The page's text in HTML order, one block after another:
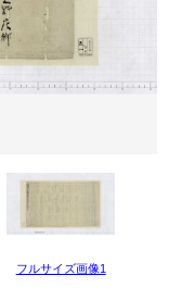
フルサイズ画像1